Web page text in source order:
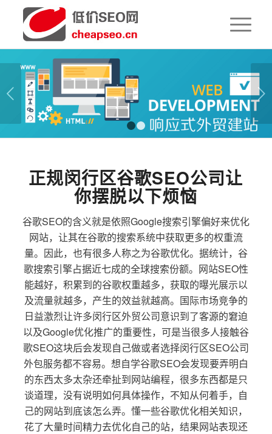
下一页
1 2
正规闵行区谷歌SEO公司让
你摆脱以下烦恼
谷歌SEO的含义就是依照Google搜索引擎偏好来优化
网站，让其在谷歌的搜索系统中获取更多的权重流
量。因此，也有很多人称之为谷歌优化。据统计，谷
歌搜索引擎占据近七成的全球搜索份额。网站SEO性
能越好，积累到的谷歌权重越多，获取的曝光展示以
及流量就越多，产生的效益就越高。国际市场竞争的
日益激烈让许多闵行区外贸公司意识到了客源的窘迫
以及Google优化推广的重要性，可是当很多人接触谷
歌SEO这块后会发现自己做或者选择闵行区SEO公司
外包服务都不容易。想自学谷歌SEO会发现要弄明白
的东西太多太杂还牵扯到网站编程，很多东西都是只
谈道理，没有说明如何具体操作，不知从何着手，自
己的网站到底该怎么弄。懂一些谷歌优化相关知识，
花了大量时间精力去优化自己的站，结果网站表现还